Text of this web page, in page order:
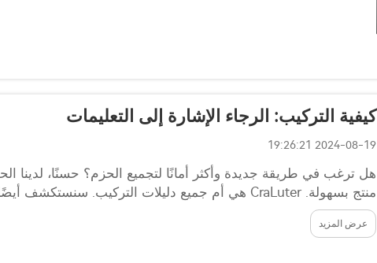
كيفية التركيب: الرجاء الإشارة إلى التعليمات
2024-08-19 19:26:21
هل ترغب في طريقة جديدة وأكثر أمانًا لتجميع الحزم؟ حسنًا، لدينا
منتج بسهولة. CraLuter هي أم جميع دليلات التركيب. سنستكشف أيضًا الفوائد...
عرض المزيد